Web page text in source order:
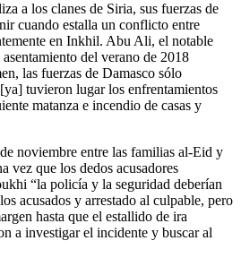
a los clanes de Siria, sus fuerzas de
cuando estalla un conflicto entre
en Inkhil. Abu Ali, el notable
del verano de 2018
las fuerzas de Damasco sólo
tuvieron lugar los enfrentamientos
matanza e incendio de casas y
noviembre entre las familias al-Eid y
que los dedos acusadores
“la policía y la seguridad deberían
acusados y arrestado al culpable, pero
hasta que el estallido de ira
a investigar el incidente y buscar al